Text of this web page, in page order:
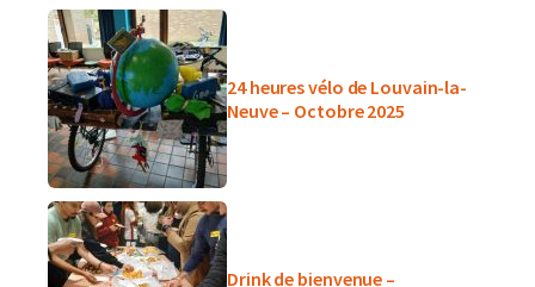
24 heures vélo de Louvain-la-
Neuve – Octobre 2025
Drink de bienvenue –